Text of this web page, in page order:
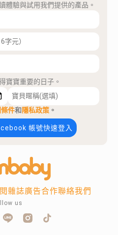
體驗與試用我們提供的產品。
寶寶重要的日子。
件和隱私政策 。
帳號快速登入
雜誌廣告合作聯絡我們
us